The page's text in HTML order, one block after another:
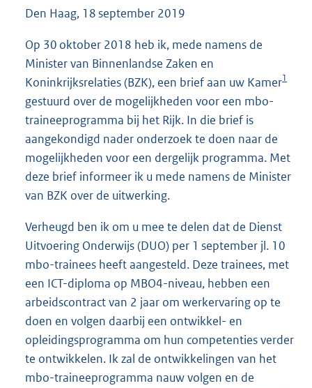
Den Haag, 18 september 2019
Op 30 oktober 2018 heb ik, mede namens de
Minister van Binnenlandse Zaken en
Koninkrijksrelaties (BZK), een brief aan uw Kamer1
gestuurd over de mogelijkheden voor een mbo-
traineeprogramma bij het Rijk. In die brief is
aangekondigd nader onderzoek te doen naar de
mogelijkheden voor een dergelijk programma. Met
deze brief informeer ik u mede namens de Minister
van BZK over de uitwerking.
Verheugd ben ik om u mee te delen dat de Dienst
Uitvoering Onderwijs (DUO) per 1 september jl. 10
mbo-trainees heeft aangesteld. Deze trainees, met
een ICT-diploma op MBO4-niveau, hebben een
arbeidscontract van 2 jaar om werkervaring op te
doen en volgen daarbij een ontwikkel- en
opleidingsprogramma om hun competenties verder
te ontwikkelen. Ik zal de ontwikkelingen van het
mbo-traineeprogramma nauw volgen en de